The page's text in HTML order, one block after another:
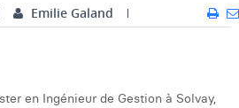
Emilie Galand
en Ingénieur de Gestion à Solvay,